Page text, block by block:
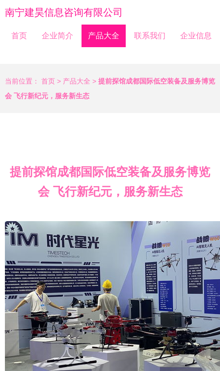
南宁建昊信息咨询有限公司
首页 企业简介 产品大全 联系我们 企业信息
当前位置： 首页 > 产品大全 > 提前探馆成都国际低空装备及服务博览
会 飞行新纪元，服务新生态
提前探馆成都国际低空装备及服务博览
会 飞行新纪元，服务新生态